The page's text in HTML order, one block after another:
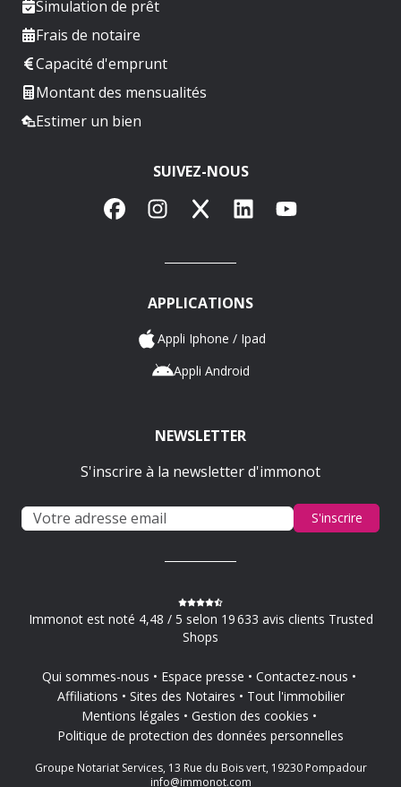
Simulation de prêt
Frais de notaire
Capacité d'emprunt
Montant des mensualités
Estimer un bien
SUIVEZ-NOUS
FacebookInstagram
X LinkedInYouTube
APPLICATIONS
Appli Iphone / Ipad
Appli Android
NEWSLETTER
S'inscrire à la newsletter d'immonot
S'inscrire
Immonot est noté 4,48 / 5 selon 19 633 avis clients Trusted
Shops
Qui sommes-nous Espace presse
Contactez-nous
Affiliations
Sites des Notaires
Tout l'immobilier
Mentions légales
Gestion des cookies
Politique de protection des données personnelles
Groupe Notariat Services, 13 Rue du Bois vert, 19230 Pompadour
info@immonot.com